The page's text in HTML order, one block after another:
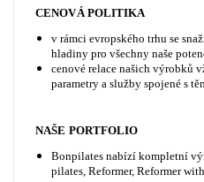
CENOVÁ POLITIKA
v rámci evropského trhu se
hladiny pro všechny naše
cenové relace našich výrobků
parametry a služby spojené s
NAŠE PORTFOLIO
Bonpilates nabízí kompletní
pilates, Reformer, Reformer